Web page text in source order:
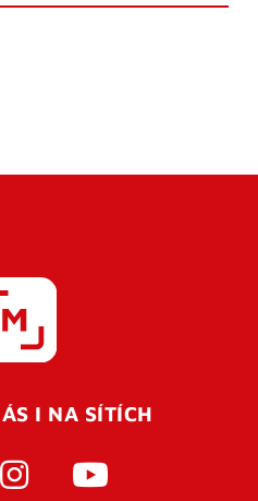
I NA SÍTÍCH